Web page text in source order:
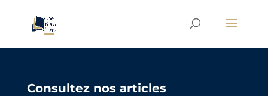
Consultez nos articles